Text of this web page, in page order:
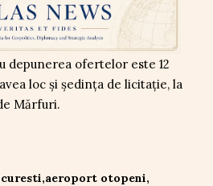
ofertelor este 12
loc și ședința de licitație, la
Mărfuri.
aeroport otopeni